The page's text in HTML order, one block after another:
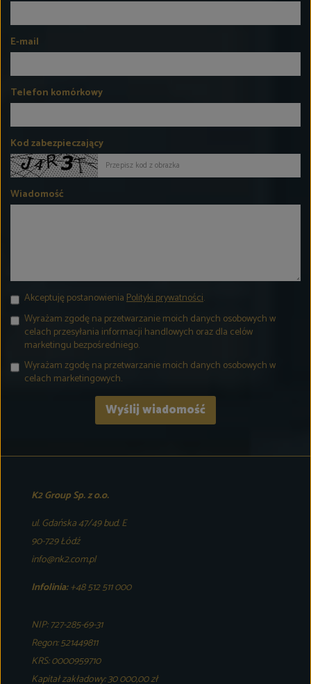
E-mail
Telefon komórkowy
Kod zabezpieczający
Wiadomość
Akceptuję postanowieniaPolityki prywatności.
Wyrażam zgodę na przetwarzanie moich danych osobowych w
celach przesyłania informacji handlowych oraz dla celów
marketingu bezpośredniego.
Wyrażam zgodę na przetwarzanie moich danych osobowych w
celach marketingowych.
K2 Group Sp. z o.o.
ul. Gdańska 47/49 bud. E
90-729 Łódź
info@nk2.com.pl
Infolinia:+48 512 511 000
NIP: 727-285-69-31
Regon: 521449811
KRS: 0000959710
Kapitał zakładowy: 30 000,00 zł